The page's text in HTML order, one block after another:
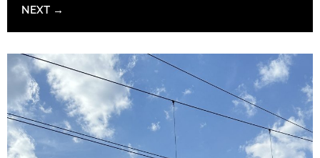
NEXT →